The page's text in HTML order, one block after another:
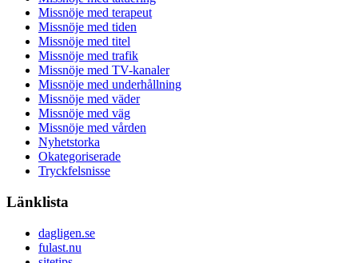
Missnöje med terapeut
Missnöje med tiden
Missnöje med titel
Missnöje med trafik
Missnöje med TV-kanaler
Missnöje med underhållning
Missnöje med väder
Missnöje med väg
Missnöje med vården
Nyhetstorka
Okategoriserade
Tryckfelsnisse
Länklista
dagligen.se
fulast.nu